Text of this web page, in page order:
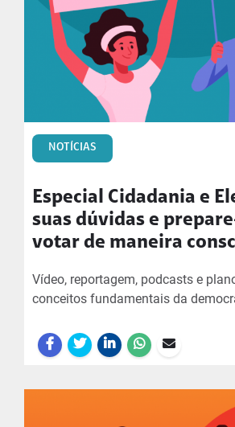
NOTÍCIAS
Especial Cidadania e
suas dúvidas e
votar de maneira
Vídeo, reportagem, podcasts e
conceitos fundamentais da